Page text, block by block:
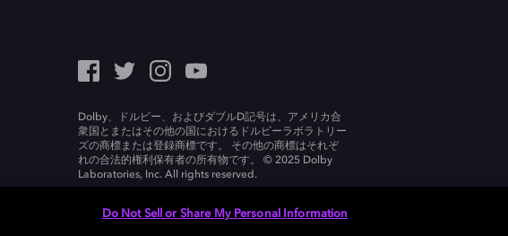
Dolby、ドルビー、およびダブルD記号は、アメリカ合
衆国とまたはその他の国におけるドルビーラボラトリー
ズの商標または登録商標です。 その他の商標はそれぞ
れの合法的権利保有者の所有物です。 © 2025 Dolby
Laboratories, Inc. All rights reserved.
Do Not Sell or Share My Personal Information